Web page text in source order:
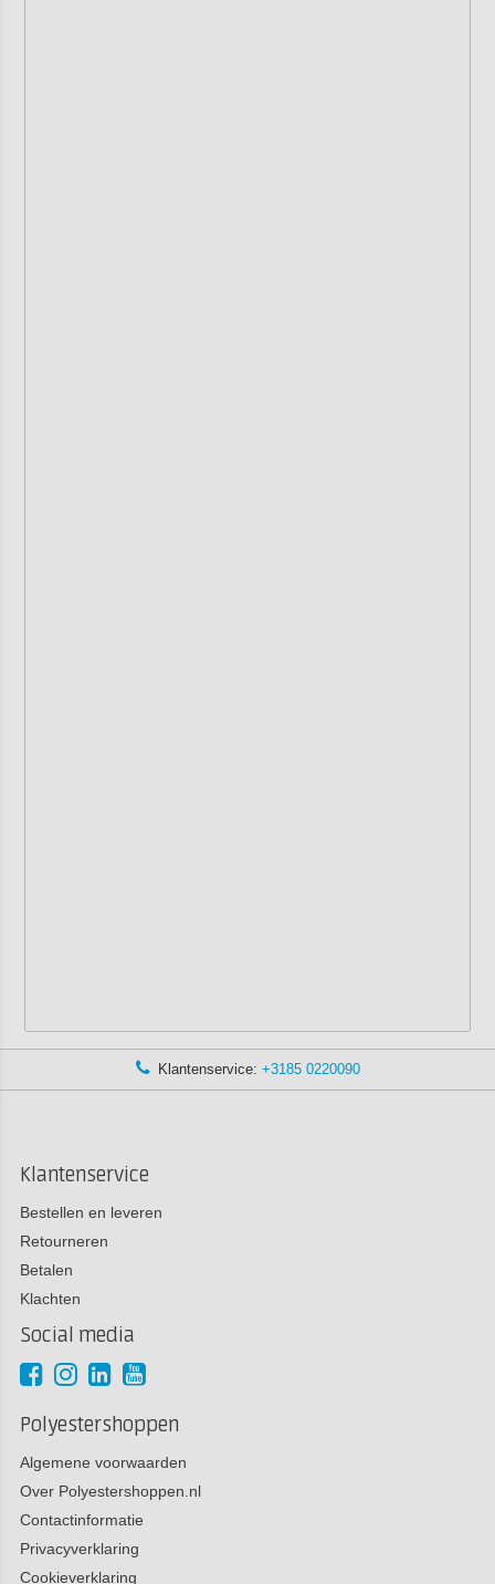
Klantenservice: +3185 0220090
Klantenservice
Bestellen en leveren
Retourneren
Betalen
Klachten
Social media
Polyestershoppen
Algemene voorwaarden
Over Polyestershoppen.nl
Contactinformatie
Privacyverklaring
Cookieverklaring